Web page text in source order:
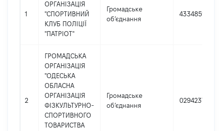
1
ОРГАНІЗАЦІЯ
"СПОРТИВНИЙ
КЛУБ ПОЛІЦІЇ
"ПАТРІОТ"
Громадське
об’єднання
43348596
2
ГРОМАДСЬКА
ОРГАНІЗАЦІЯ
"ОДЕСЬКА
ОБЛАСНА
ОРГАНІЗАЦІЯ
ФІЗКУЛЬТУРНО-
СПОРТИВНОГО
ТОВАРИСТВА
Громадське
об’єднання
02942373